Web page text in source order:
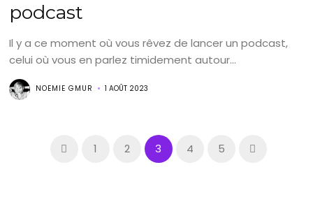
podcast
Il y a ce moment où vous rêvez de lancer un podcast,
celui où vous en parlez timidement autour...
NOEMIE GMUR 1 AOÛT 2023
1 2 3 4 5